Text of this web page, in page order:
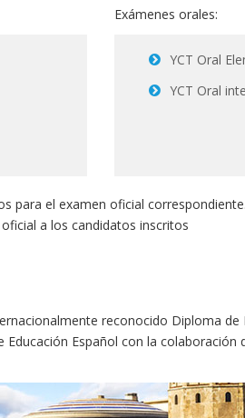
Exámenes orales:
YCT Oral
YCT Oral
para el examen oficial
a los candidatos inscritos
reconocido Diploma de
Español con la colaboración